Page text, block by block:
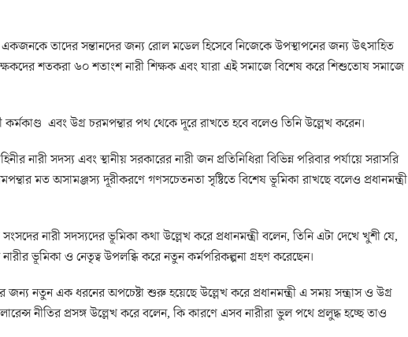
তাদের সন্তানদের জন্য রোল মডেল হিসেবে নিজেকে উপস্থাপনের জন্য উৎসাহিত
শতকরা ৬০ শতাংশ নারী শিক্ষক এবং যারা এই সমাজে বিশেষ করে শিশুতোষ সমাজে
এবং উগ্র চরমপন্থার পথ থেকে দূরে রাখতে হবে বলেও তিনি উল্লেখ করেন।
নারী সদস্য এবং স্থানীয় সরকারের নারী জন প্রতিনিধিরা বিভিন্ন পরিবার পর্যায়ে সরাসরি
মত অসামঞ্জস্য দূরীকরণে গণসচেতনতা সৃষ্টিতে বিশেষ ভূমিকা রাখছে বলেও প্রধানমন্ত্রী
নারী সদস্যদের ভূমিকা কথা উল্লেখ করে প্রধানমন্ত্রী বলেন, তিনি এটা দেখে খুশী যে,
ভূমিকা ও নেতৃত্ব উপলব্ধি করে নতুন কর্মপরিকল্পনা গ্রহণ করেছেন।
জন্য নতুন এক ধরনের অপচেষ্টা শুরু হয়েছে উল্লেখ করে প্রধানমন্ত্রী এ সময় সন্ত্রাস ও উগ্র
নীতির প্রসঙ্গ উল্লেখ করে বলেন, কি কারণে এসব নারীরা ভুল পথে প্রলুদ্ধ হচ্ছে তাও